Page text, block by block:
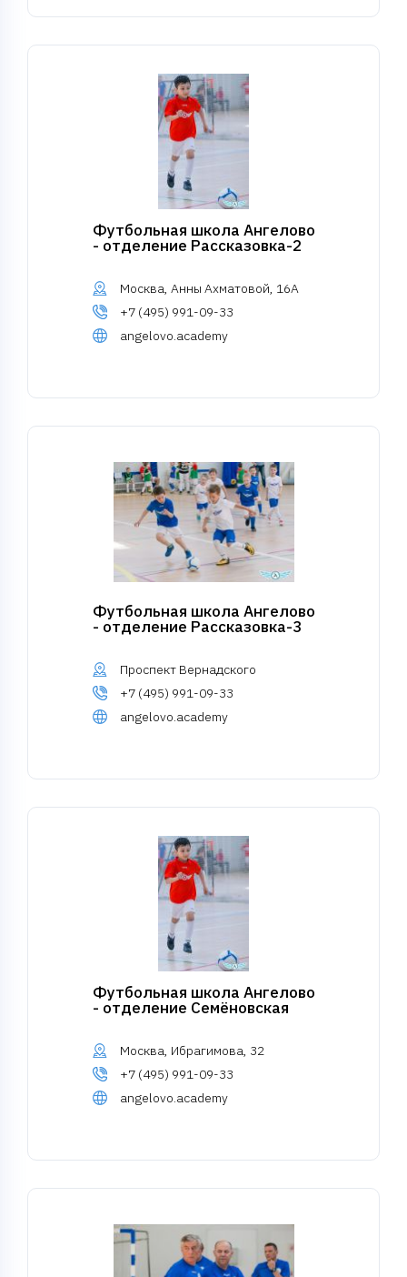
Футбольная школа Ангелово
- отделение Рассказовка-2
Москва, Анны Ахматовой, 16А
+7 (495) 991-09-33
angelovo.academy
Футбольная школа Ангелово
- отделение Рассказовка-3
Проспект Вернадского
+7 (495) 991-09-33
angelovo.academy
Футбольная школа Ангелово
- отделение Семёновская
Москва, Ибрагимова, 32
+7 (495) 991-09-33
angelovo.academy